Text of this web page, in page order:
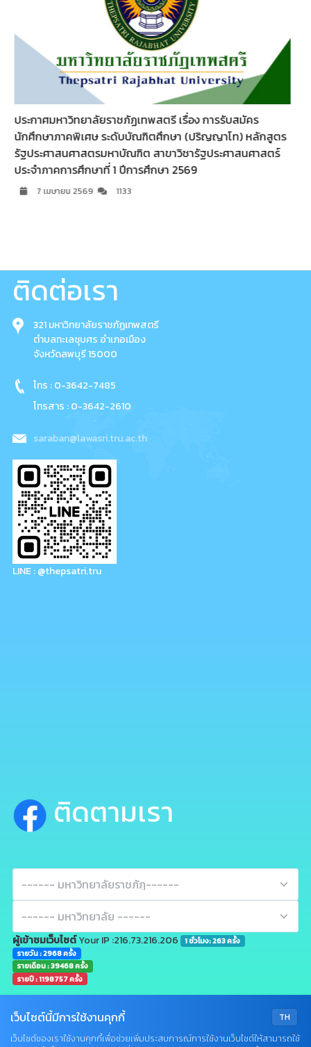
เรื่อง การรับสมัคร
ษา (ปริญญาโท) หลักสูตร
วิชารัฐประศาสนศาสตร์
2569
ประกาศมหาวิทยาลัยราชภัฏเทพสตรี
นักศึกษาปริญญาโท ภาคพิเศษ หลัก
สาขาวิชาการบริหารการศึกษา ประจำ
ศึกษา 2568 (รอบที่ 2)
ติดต่อเรา
321 มหาวิทยาลัยราชภัฏเทพสตรี
ตำบลทะเลชุบศร อำเภอเมือง
จังหวัดลพบุรี 15000
โทร : 0-3642-7485
โทรสาร : 0-3642-2610
saraban@lawasri.tru.ac.th
LINE : @thepsatri.tru
ติดตามเรา
ผู้เข้าชมเว็บไซต์Your IP :216.73.216.206
1 ชั่วโมง: 263 ครั้ง
รายวัน : 2968 ครั้ง
รายเดือน : 39468 ครั้ง
รายปี : 1198757 ครั้ง
TH
เว็บไซต์นี้มีการใช้งานคุกกี้
เว็บไซต์ของเราใช้งานคุกกี้เพื่อช่วยเพิ่มประสบการณ์การใช้งานเว็บไซต์ให้สามารถใช้